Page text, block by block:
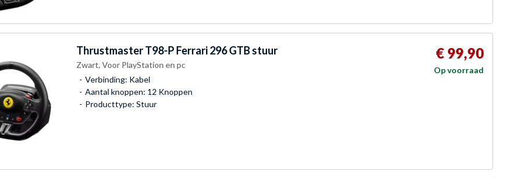
ThrustmasterT98-P Ferrari 296 GTB stuur
Zwart, Voor PlayStation en pc
Verbinding: Kabel
Aantal knoppen: 12 Knoppen
Producttype: Stuur
€ 99,90
Op voorraad